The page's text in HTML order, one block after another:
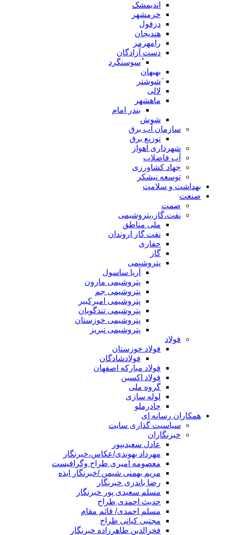
اندیمشک
خرمشهر
دزفول
هندیجان
رامهرمز
دست آزادگان
ُسوسنگرد
بهبهان
َشوشتر
لالی
ماهشهر
بندر امام
شوش
سازمان آب برق
توزیع برق
شهرداری اهواز
آب فاضلاب
جهاد کشاورزی
توسعه نیشکر
بهداشت و سلامت
صنعت
صمت
نفت،گاز،پتروشیمی
ملی مناطق
نفت گاز اروندان
حفاری
گاز
پتروشیمی
آریا ساسول
پتروشیمی مارون
پتروشیمی جم
پتروشیمی امیرکبیر
پتروشیمی تندگویان
پتروشیمی خوزستان
پتروشیمی تبریز
فولاد
فولاد خوزستان
فولادشادگان
فولاد مبارکه اصفهان
فولاد اکسین
گروه ملی
لوله سازی
چادرملو
همکاران رسانه ای
سیاسیت گذاری سایت
خبرنگاران
عادل سعیدیپور
مهرداد بهوندی/عکاس،خبرنگار
معصومه امیری طراح وگرافیست
مریم بهمنی شیمن /خبرنگار ایذه
رضا باندری خبرنگار
مسلم سعیدی پور خبرنگار
حدیث احمدی طراح
مسلم احمدی/ قائم مقام
مجتبی کیانی طراح
فخرالدین طاهرزاده خبرنگار